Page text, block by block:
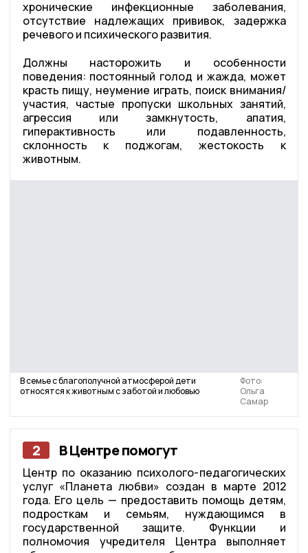
хронические инфекционные заболевания,
отсутствие надлежащих прививок, задержка
речевого и психического развития.
Должны насторожить и особенности
поведения: постоянный голод и жажда, может
красть пищу, неумение играть, поиск внимания/
участия, частые пропуски школьных занятий,
агрессия или замкнутость, апатия,
гиперактивность или подавленность,
склонность к поджогам, жестокость к
животным.
В семье с благополучной атмосферой дети
относятся к животным с заботой и любовью
Фото:
Ольга
Самар
2 В Центре помогут
Центр по оказанию психолого-педагогических
услуг «Планета любви» создан в марте 2012
года. Его цель — предоставить помощь детям,
подросткам и семьям, нуждающимся в
государственной защите. Функции и
полномочия учредителя Центра выполняет